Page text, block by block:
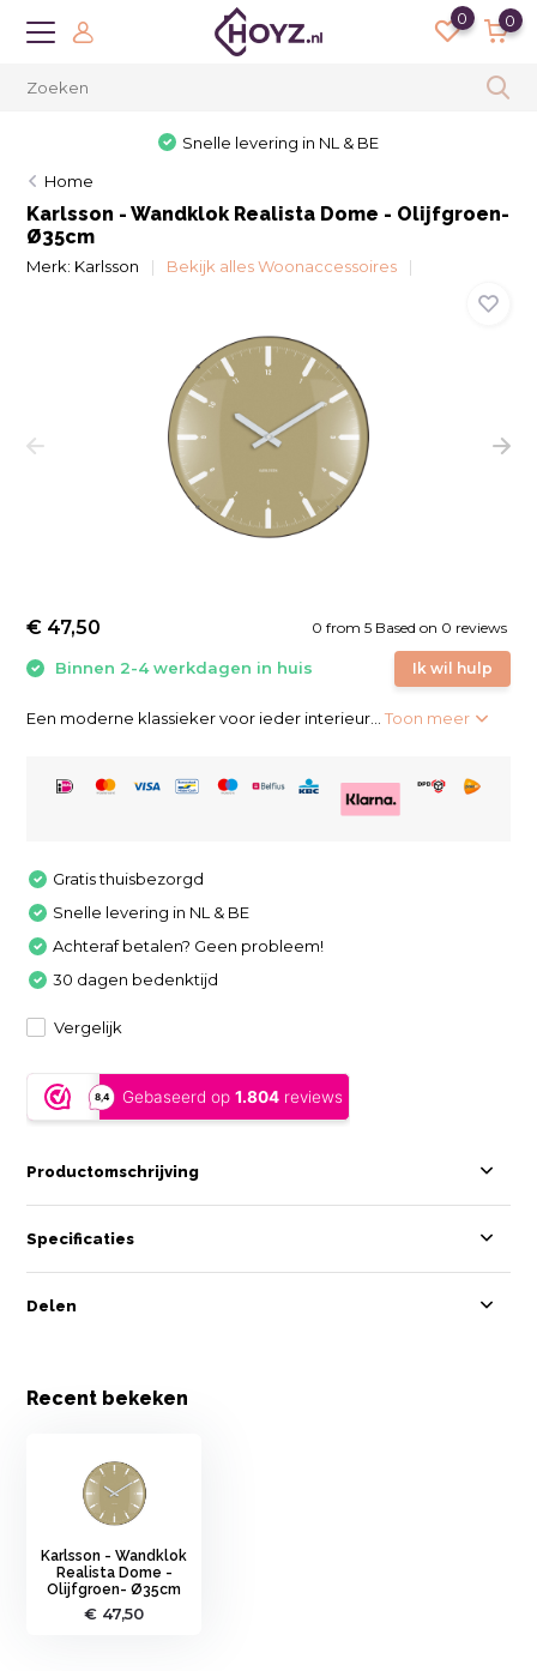
0 0
Snelle levering in NL & BE
Home
Karlsson - Wandklok Realista Dome - Olijfgroen-
Ø35cm
Merk: Karlsson Bekijk alles Woonaccessoires
0 from 5 Based on 0 reviews
Ik wil hulp
€ 47,50
Binnen 2-4 werkdagen in huis
Een moderne klassieker voor ieder interieur...Toon meer
Gratis thuisbezorgd
Snelle levering in NL & BE
Achteraf betalen? Geen probleem!
30 dagen bedenktijd
Vergelijk
Productomschrijving
Specificaties
Delen
Recent bekeken
Karlsson - Wandklok
Realista Dome -
Olijfgroen- Ø35cm
€ 47,50